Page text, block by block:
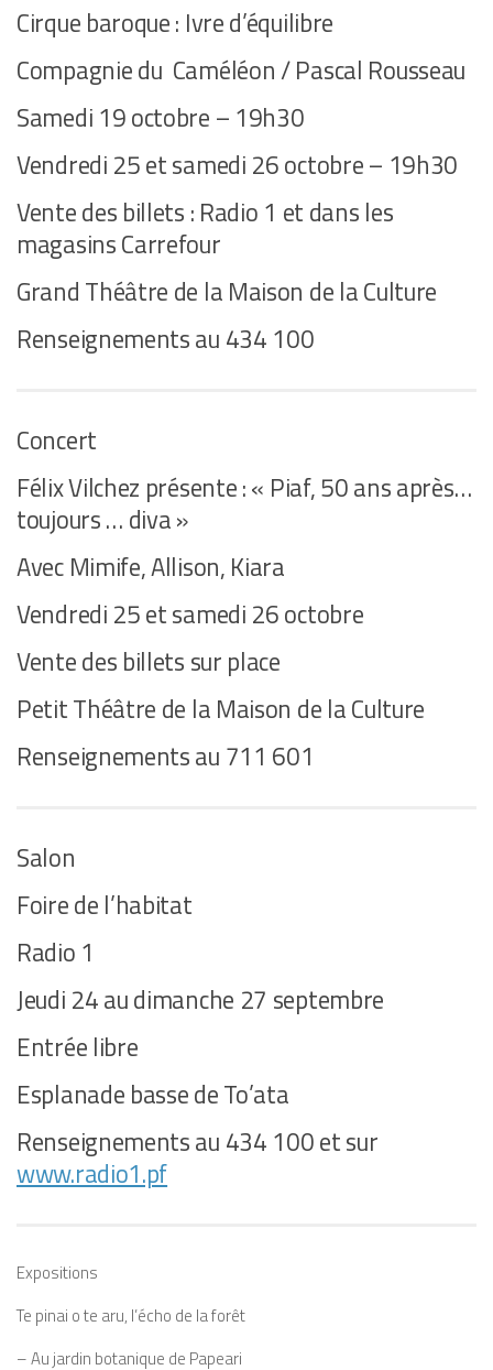
Cirque baroque : Ivre d’équilibre
Compagnie du Caméléon / Pascal Rousseau
Samedi 19 octobre – 19h30
Vendredi 25 et samedi 26 octobre – 19h30
Vente des billets : Radio 1 et dans les
magasins Carrefour
Grand Théâtre de la Maison de la Culture
Renseignements au 434 100
Concert
Félix Vilchez présente : « Piaf, 50 ans après…
toujours … diva »
Avec Mimife, Allison, Kiara
Vendredi 25 et samedi 26 octobre
Vente des billets sur place
Petit Théâtre de la Maison de la Culture
Renseignements au 711 601
Salon
Foire de l’habitat
Radio 1
Jeudi 24 au dimanche 27 septembre
Entrée libre
Esplanade basse de To’ata
Renseignements au 434 100 et sur
www.radio1.pf
Expositions
Te pinai o te aru, l’écho de la forêt
– Au jardin botanique de Papeari